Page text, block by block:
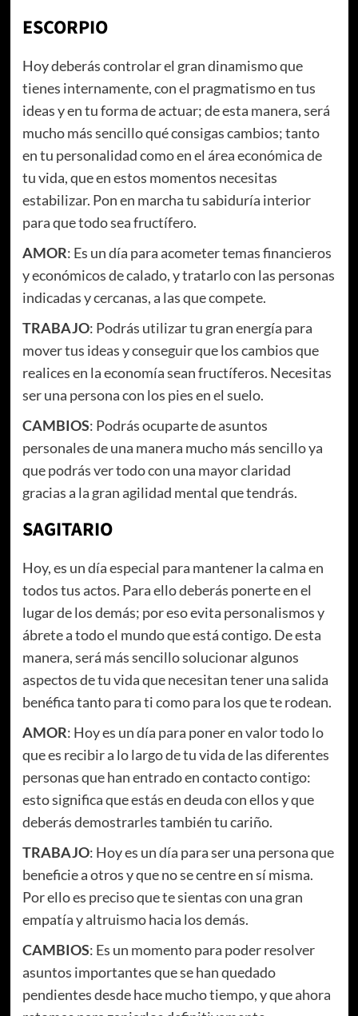
ESCORPIO
Hoy deberás controlar el gran dinamismo que
tienes internamente, con el pragmatismo en tus
ideas y en tu forma de actuar; de esta manera, será
mucho más sencillo qué consigas cambios; tanto
en tu personalidad como en el área económica de
tu vida, que en estos momentos necesitas
estabilizar. Pon en marcha tu sabiduría interior
para que todo sea fructífero.
AMOR: Es un día para acometer temas financieros
y económicos de calado, y tratarlo con las personas
indicadas y cercanas, a las que compete.
TRABAJO: Podrás utilizar tu gran energía para
mover tus ideas y conseguir que los cambios que
realices en la economía sean fructíferos. Necesitas
ser una persona con los pies en el suelo.
CAMBIOS: Podrás ocuparte de asuntos
personales de una manera mucho más sencillo ya
que podrás ver todo con una mayor claridad
gracias a la gran agilidad mental que tendrás.
SAGITARIO
Hoy, es un día especial para mantener la calma en
todos tus actos. Para ello deberás ponerte en el
lugar de los demás; por eso evita personalismos y
ábrete a todo el mundo que está contigo. De esta
manera, será más sencillo solucionar algunos
aspectos de tu vida que necesitan tener una salida
benéfica tanto para ti como para los que te rodean.
AMOR: Hoy es un día para poner en valor todo lo
que es recibir a lo largo de tu vida de las diferentes
personas que han entrado en contacto contigo:
esto significa que estás en deuda con ellos y que
deberás demostrarles también tu cariño.
TRABAJO: Hoy es un día para ser una persona que
beneficie a otros y que no se centre en sí misma.
Por ello es preciso que te sientas con una gran
empatía y altruismo hacia los demás.
CAMBIOS: Es un momento para poder resolver
asuntos importantes que se han quedado
pendientes desde hace mucho tiempo, y que ahora